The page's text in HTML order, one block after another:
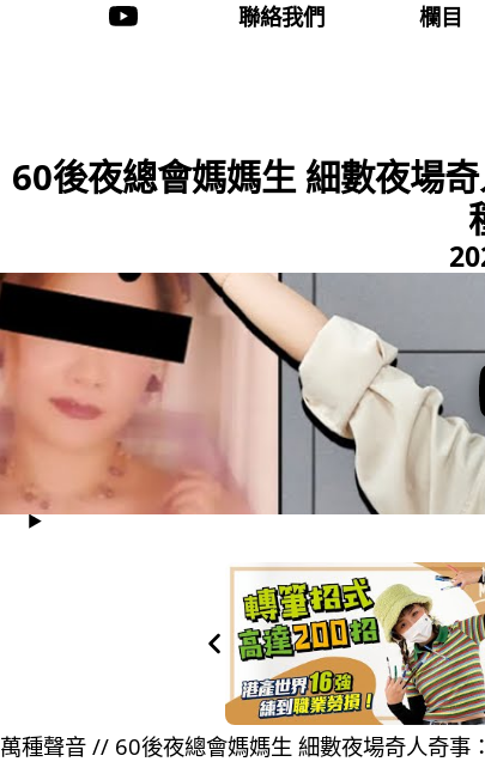
聯絡我們 欄目
後夜總會媽媽生 細數夜場
種聲音 // 60後夜總會媽媽生 細數夜場奇人奇事